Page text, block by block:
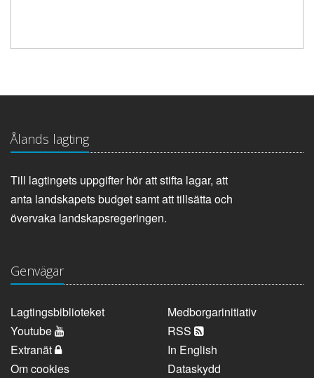
Ålands lagting
Till lagtingets uppgifter hör att stifta lagar, att
anta landskapets budget samt att tillsätta och
övervaka landskapsregeringen.
Genvägar
Lagtingsbiblioteket
Medborgarinitiativ
Youtube
RSS
Extranät
In English
Om cookies
Dataskydd